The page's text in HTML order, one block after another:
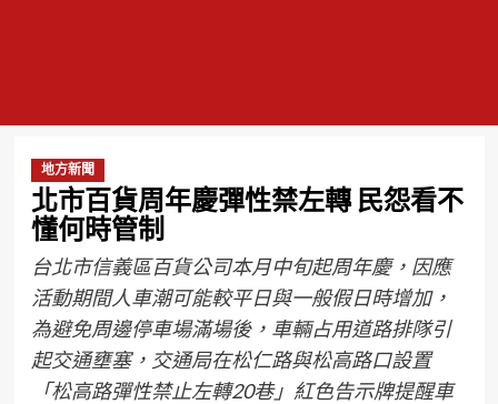
地方新聞
北市百貨周年慶彈性禁左轉 民怨看不
懂何時管制
台北市信義區百貨公司本月中旬起周年慶，因應
活動期間人車潮可能較平日與一般假日時增加，
為避免周邊停車場滿場後，車輛占用道路排隊引
起交通壅塞，交通局在松仁路與松高路口設置
「松高路彈性禁止左轉20巷」紅色告示牌提醒車